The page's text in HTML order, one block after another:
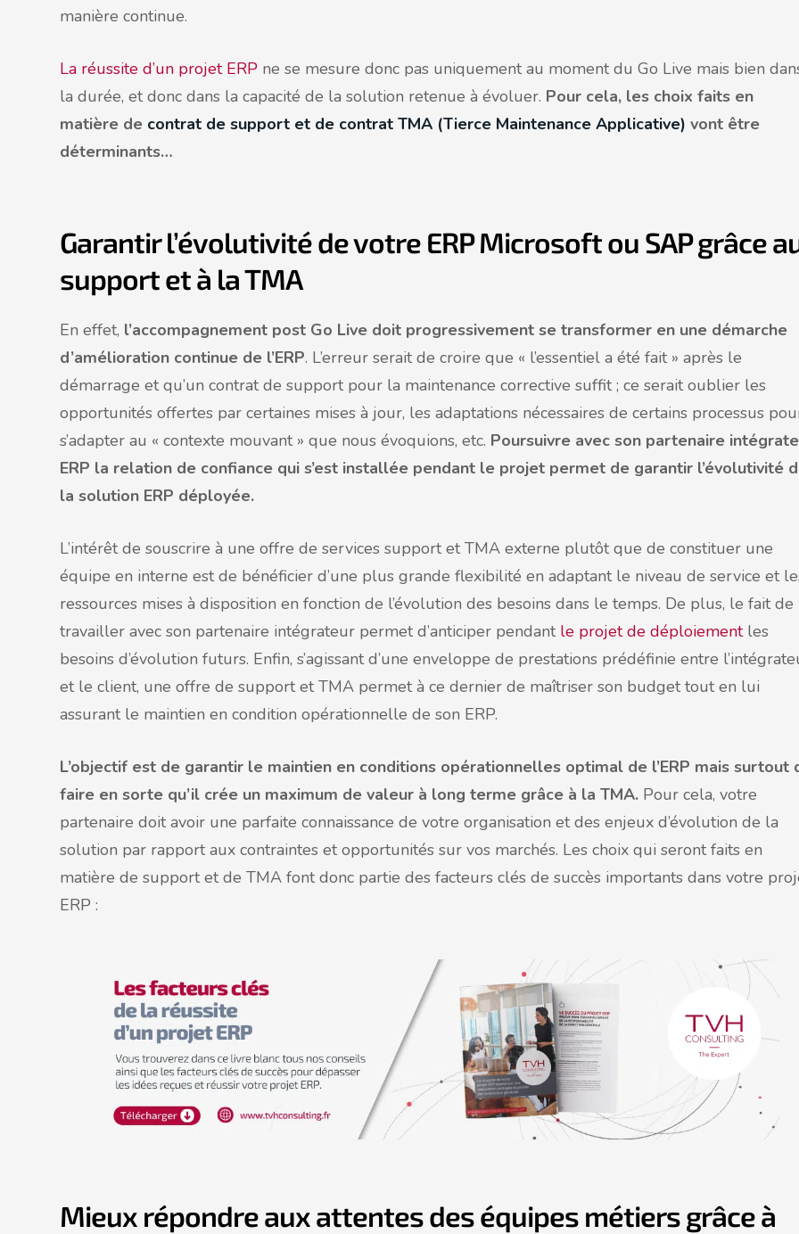
manière continue.
La réussite d’un projet ERP ne se mesure donc pas uniquement au moment du Go Live mais bien
la durée, et donc dans la capacité de la solution retenue à évoluer. Pour cela, les choix faits en
matière de contrat de support et de contrat TMA (Tierce Maintenance Applicative) vont être
déterminants…
Garantir l’évolutivité de votre ERP Microsoft ou SAP grâce
support et à la TMA
En effet, l’accompagnement post Go Live doit progressivement se transformer en une démarche
d’amélioration continue de l’ERP. L’erreur serait de croire que « l’essentiel a été fait » après le
démarrage et qu’un contrat de support pour la maintenance corrective suffit ; ce serait oublier les
opportunités offertes par certaines mises à jour, les adaptations nécessaires de certains processus
s’adapter au « contexte mouvant » que nous évoquions, etc. Poursuivre avec son partenaire
ERP la relation de confiance qui s’est installée pendant le projet permet de garantir l’évolutivité
la solution ERP déployée.
L’intérêt de souscrire à une offre de services support et TMA externe plutôt que de constituer une
équipe en interne est de bénéficier d’une plus grande flexibilité en adaptant le niveau de service et
ressources mises à disposition en fonction de l’évolution des besoins dans le temps. De plus, le fait de
travailler avec son partenaire intégrateur permet d’anticiper pendant le projet de déploiementles
besoins d’évolution futurs. Enfin, s’agissant d’une enveloppe de prestations prédéfinie entre
et le client, une offre de support et TMA permet à ce dernier de maîtriser son budget tout en lui
assurant le maintien en condition opérationnelle de son ERP.
L’objectif est de garantir le maintien en conditions opérationnelles optimal de l’ERP mais surtout
faire en sorte qu’il crée un maximum de valeur à long terme grâce à la TMA. Pour cela, votre
partenaire doit avoir une parfaite connaissance de votre organisation et des enjeux d’évolution de la
solution par rapport aux contraintes et opportunités sur vos marchés. Les choix qui seront faits en
matière de support et de TMA font donc partie des facteurs clés de succès importants dans votre
ERP :
Mieux répondre aux attentes des équipes métiers grâce à